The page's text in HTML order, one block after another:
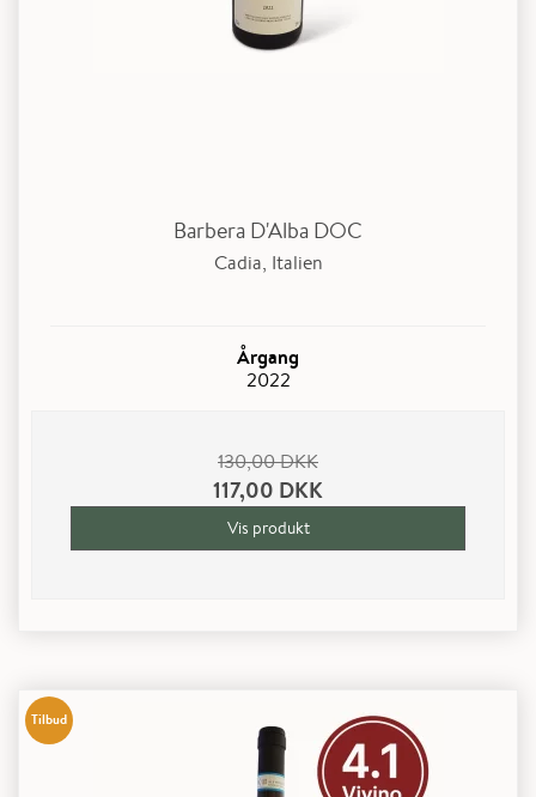
Barbera D'Alba DOC
Cadia, Italien
Årgang
2022
130,00 DKK
117,00 DKK
Vis produkt
Tilbud